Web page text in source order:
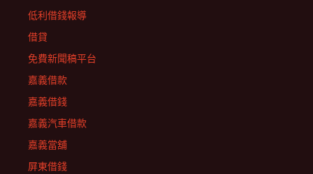
低利借錢報導
借貸
免費新聞稿平台
嘉義借款
嘉義借錢
嘉義汽車借款
嘉義當舖
屏東借錢